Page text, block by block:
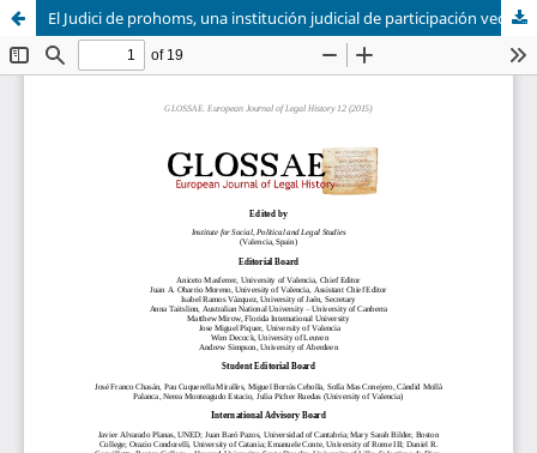
El Judici de prohoms, una institución judicial de participación vecinal